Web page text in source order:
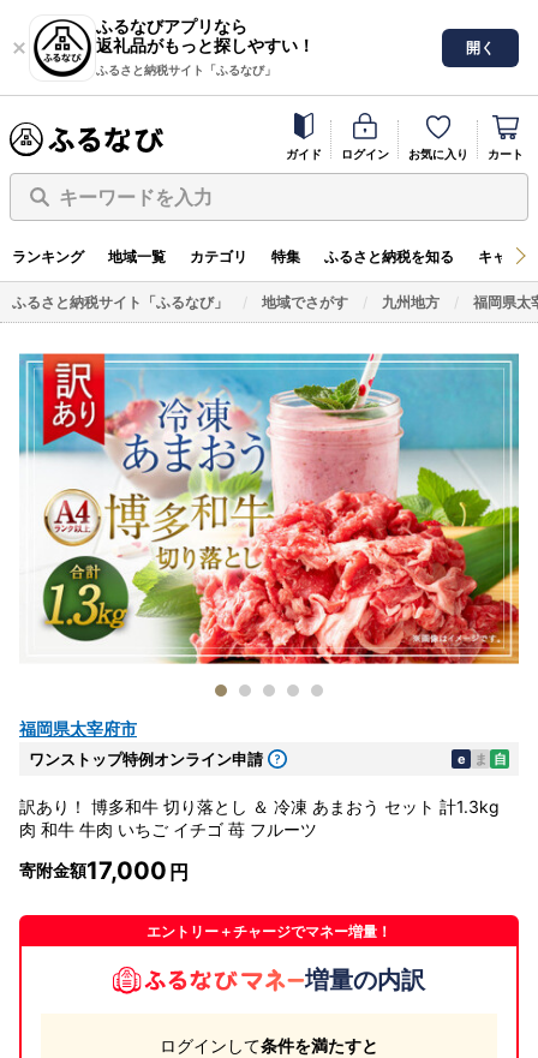
ふるなびアプリなら
返礼品がもっと探しやすい！
ふるさと納税サイト「ふるなび」
開く
ガイド ログイン お気に入り カート
キーワードを入力
ランキング 地域一覧 カテゴリ 特集 ふるさと納税を知る キャン
ふるさと納税サイト「ふるなび」 地域でさがす 九州地方 福岡県太
福岡県太宰府市
ワンストップ特例オンライン申請 e ま 自
訳あり！ 博多和牛 切り落とし ＆ 冷凍 あまおう セット 計1.3kg
肉 和牛 牛肉 いちご イチゴ 苺 フルーツ
寄附金額17,000
エントリー＋チャージでマネー増量！
増量の内訳
ログインして条件を満たすと